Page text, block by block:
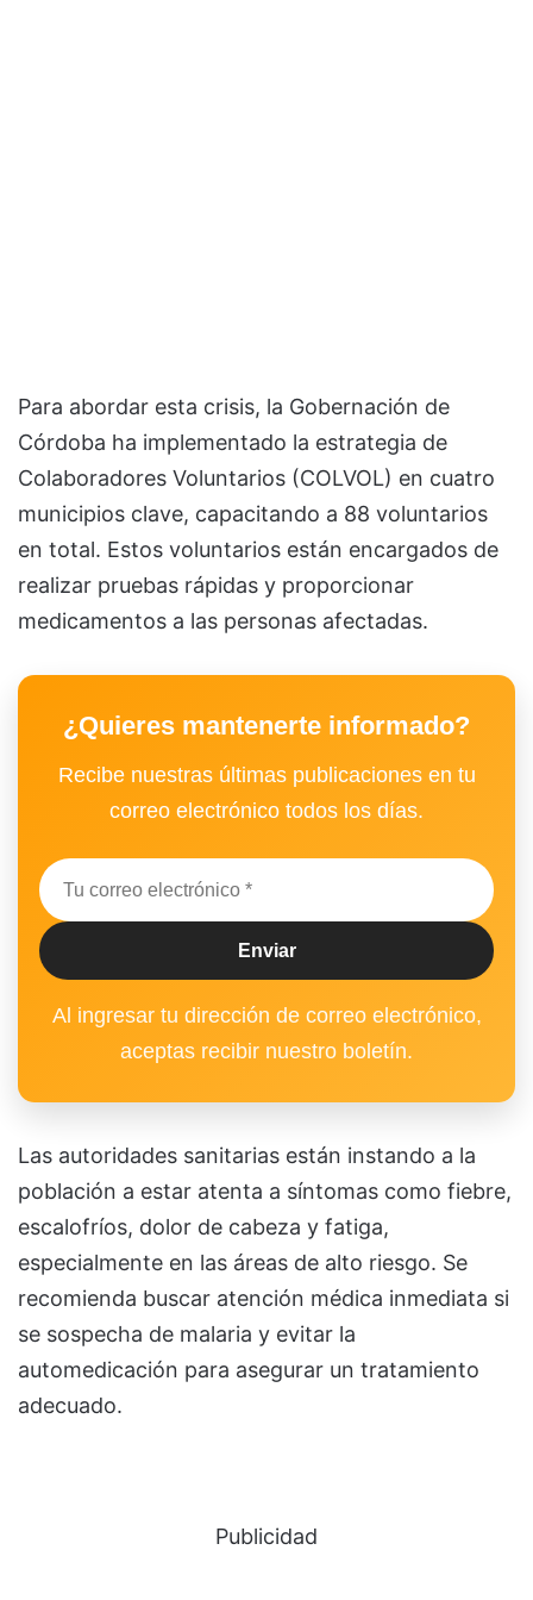
Para abordar esta crisis, la Gobernación de
Córdoba ha implementado la estrategia de
Colaboradores Voluntarios (COLVOL) en cuatro
municipios clave, capacitando a 88 voluntarios
en total. Estos voluntarios están encargados de
realizar pruebas rápidas y proporcionar
medicamentos a las personas afectadas.
¿Quieres mantenerte informado?
Recibe nuestras últimas publicaciones en tu
correo electrónico todos los días.
Al ingresar tu dirección de correo electrónico,
aceptas recibir nuestro boletín.
Las autoridades sanitarias están instando a la
población a estar atenta a síntomas como fiebre,
escalofríos, dolor de cabeza y fatiga,
especialmente en las áreas de alto riesgo. Se
recomienda buscar atención médica inmediata si
se sospecha de malaria y evitar la
automedicación para asegurar un tratamiento
adecuado.
Publicidad